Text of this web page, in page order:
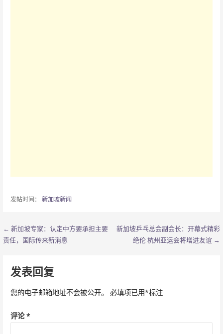
发帖时间： 新加坡新闻
文
导
航
← 新加坡专家：认定中方要承担主要
责任，国际传来新消息
新加坡乒乓总会副会长：开幕式精彩
绝伦 杭州亚运会将增进友谊 →
发表回复
您的电子邮箱地址不会被公开。 必填项已用*标注
评论*